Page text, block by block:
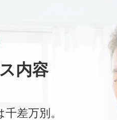
内容
差万別。